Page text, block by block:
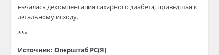
началась декомпенсация сахарного диабета, приведшая к
летальному исходу.
***
Источник: Оперштаб РС(Я)